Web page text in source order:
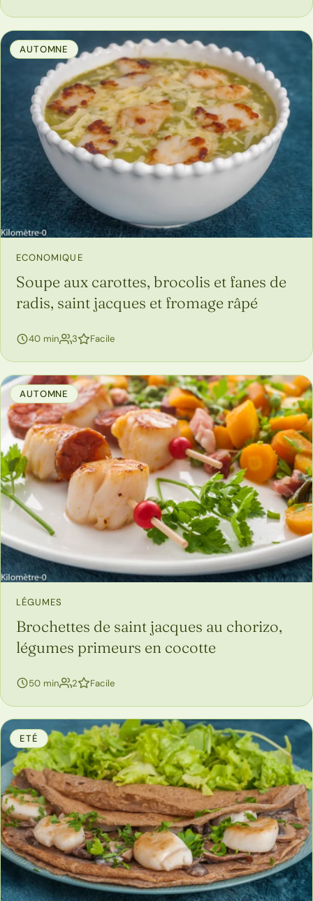
AUTOMNE
ECONOMIQUE
Soupe aux carottes, brocolis et fanes de
radis, saint jacques et fromage râpé
40 min 3personnes
Facile
AUTOMNE
LÉGUMES
Brochettes de saint jacques au chorizo,
légumes primeurs en cocotte
50 min 2personnes
Facile
ETÉ